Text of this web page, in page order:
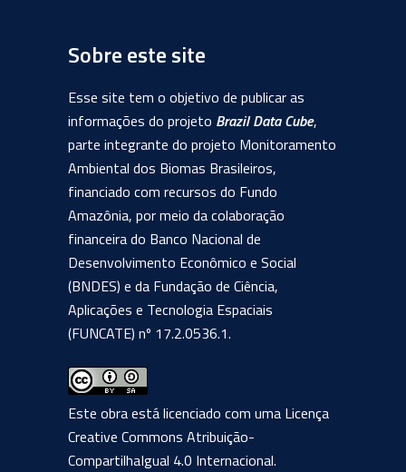
Sobre este site
Esse site tem o objetivo de publicar as
informações do projeto Brazil Data Cube,
parte integrante do projeto Monitoramento
Ambiental dos Biomas Brasileiros,
financiado com recursos do Fundo
Amazônia, por meio da colaboração
financeira do Banco Nacional de
Desenvolvimento Econômico e Social
(BNDES) e da Fundação de Ciência,
Aplicações e Tecnologia Espaciais
(FUNCATE) nº 17.2.0536.1.
Este obra está licenciado com uma Licença
Creative Commons Atribuição-
CompartilhaIgual 4.0 Internacional.